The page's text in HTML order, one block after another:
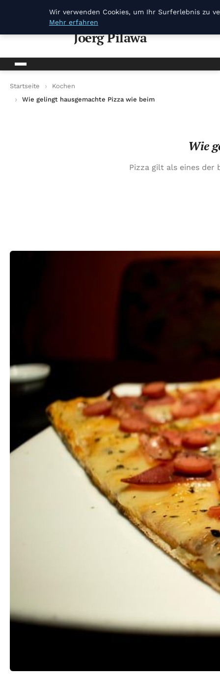
Joerg Pilawa
Startseite
Kochen
Wie gelingt hausgemachte Pizza wie beim Italiener?
Wie
Pizza gilt als eines der
Wir verwenden Cookies, um Ihr Surferlebnis zu
Mehr erfahren